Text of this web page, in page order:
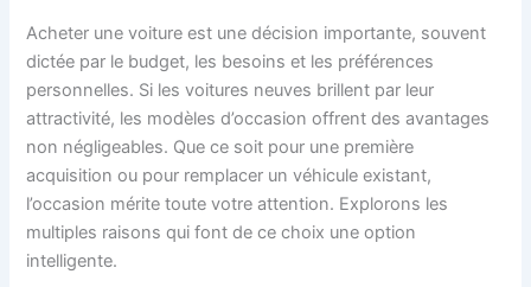
Acheter une voiture est une décision importante, souvent
dictée par le budget, les besoins et les préférences
personnelles. Si les voitures neuves brillent par leur
attractivité, les modèles d’occasion offrent des avantages
non négligeables. Que ce soit pour une première
acquisition ou pour remplacer un véhicule existant,
l’occasion mérite toute votre attention. Explorons les
multiples raisons qui font de ce choix une option
intelligente.